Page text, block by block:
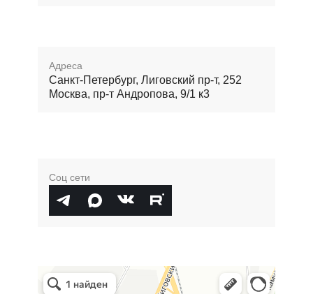
Соц сети
Адреса
Санкт-Петербург, Лиговский пр-т, 252
Москва, пр-т Андропова, 9/1 к3